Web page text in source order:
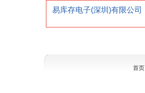
易库存电子(深圳)有限公司
首页